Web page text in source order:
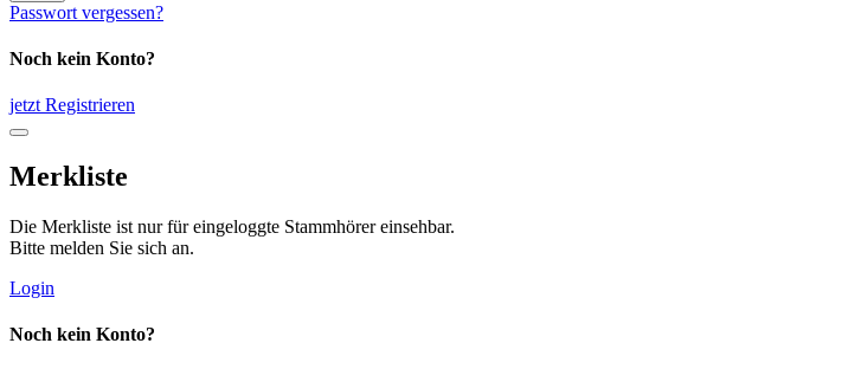
Passwort vergessen?
Noch kein Konto?
jetzt Registrieren
Merkliste
Die Merkliste ist nur für eingeloggte Stammhörer einsehbar.
Bitte melden Sie sich an.
Login
Noch kein Konto?